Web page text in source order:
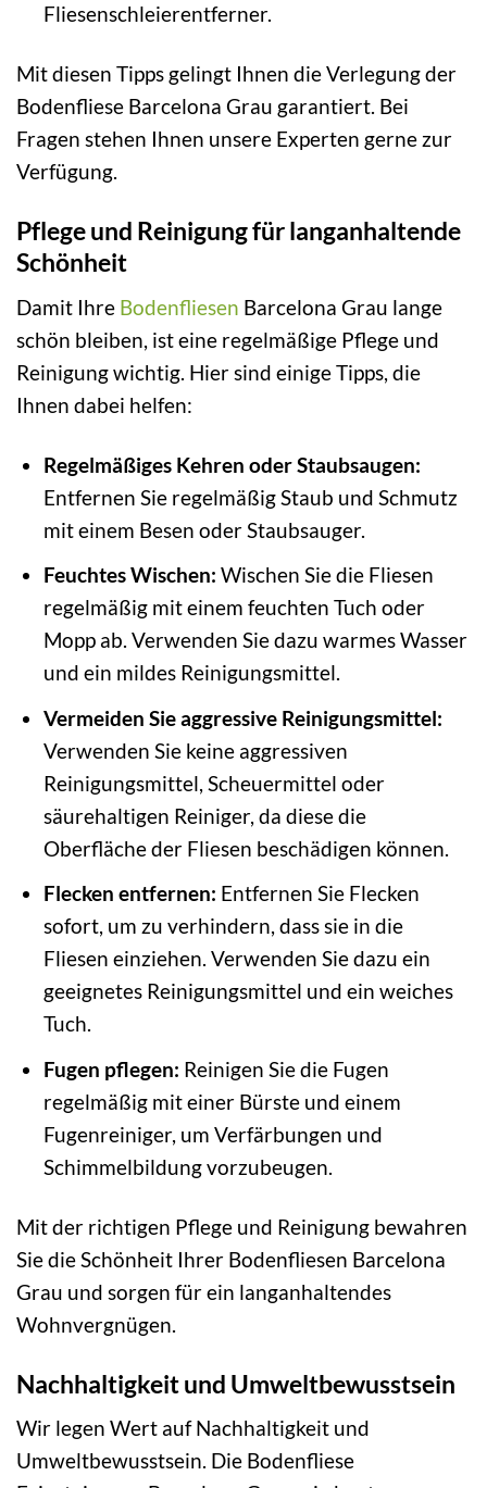
Fliesenschleierentferner.
Mit diesen Tipps gelingt Ihnen die Verlegung der
Bodenfliese Barcelona Grau garantiert. Bei
Fragen stehen Ihnen unsere Experten gerne zur
Verfügung.
Pflege und Reinigung für langanhaltende
Schönheit
Damit Ihre Bodenfliesen Barcelona Grau lange
schön bleiben, ist eine regelmäßige Pflege und
Reinigung wichtig. Hier sind einige Tipps, die
Ihnen dabei helfen:
Regelmäßiges Kehren oder Staubsaugen:
Entfernen Sie regelmäßig Staub und Schmutz
mit einem Besen oder Staubsauger.
Feuchtes Wischen: Wischen Sie die Fliesen
regelmäßig mit einem feuchten Tuch oder
Mopp ab. Verwenden Sie dazu warmes Wasser
und ein mildes Reinigungsmittel.
Vermeiden Sie aggressive Reinigungsmittel:
Verwenden Sie keine aggressiven
Reinigungsmittel, Scheuermittel oder
säurehaltigen Reiniger, da diese die
Oberfläche der Fliesen beschädigen können.
Flecken entfernen: Entfernen Sie Flecken
sofort, um zu verhindern, dass sie in die
Fliesen einziehen. Verwenden Sie dazu ein
geeignetes Reinigungsmittel und ein weiches
Tuch.
Fugen pflegen: Reinigen Sie die Fugen
regelmäßig mit einer Bürste und einem
Fugenreiniger, um Verfärbungen und
Schimmelbildung vorzubeugen.
Mit der richtigen Pflege und Reinigung bewahren
Sie die Schönheit Ihrer Bodenfliesen Barcelona
Grau und sorgen für ein langanhaltendes
Wohnvergnügen.
Nachhaltigkeit und Umweltbewusstsein
Wir legen Wert auf Nachhaltigkeit und
Umweltbewusstsein. Die Bodenfliese